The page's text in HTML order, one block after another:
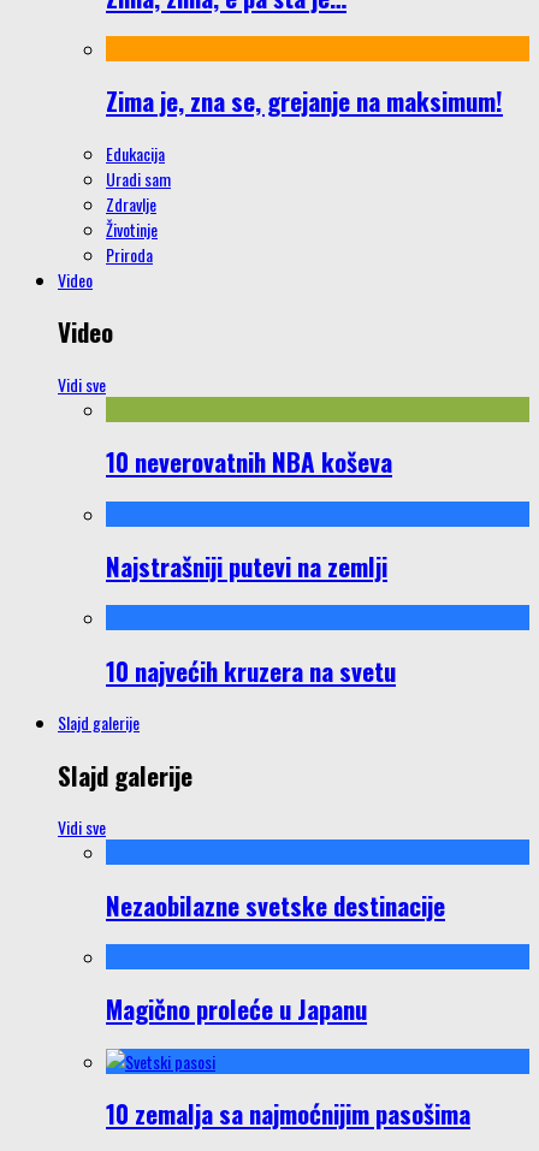
Zima je, zna se, grejanje na maksimum!
Edukacija
Uradi sam
Zdravlje
Životinje
Priroda
Video
Video
Vidi sve
10 neverovatnih NBA koševa
Najstrašniji putevi na zemlji
10 najvećih kruzera na svetu
Slajd galerije
Slajd galerije
Vidi sve
Nezaobilazne svetske destinacije
Magično proleće u Japanu
10 zemalja sa najmoćnijim pasošima